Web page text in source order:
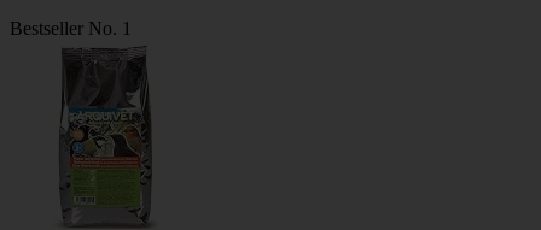
Bestseller No. 1